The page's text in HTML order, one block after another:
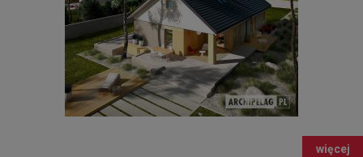
więcej